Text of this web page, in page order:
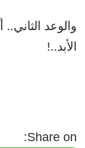
والوعد
الأبد..!
Share on: